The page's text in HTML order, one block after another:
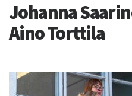
Johanna
Aino Torttila